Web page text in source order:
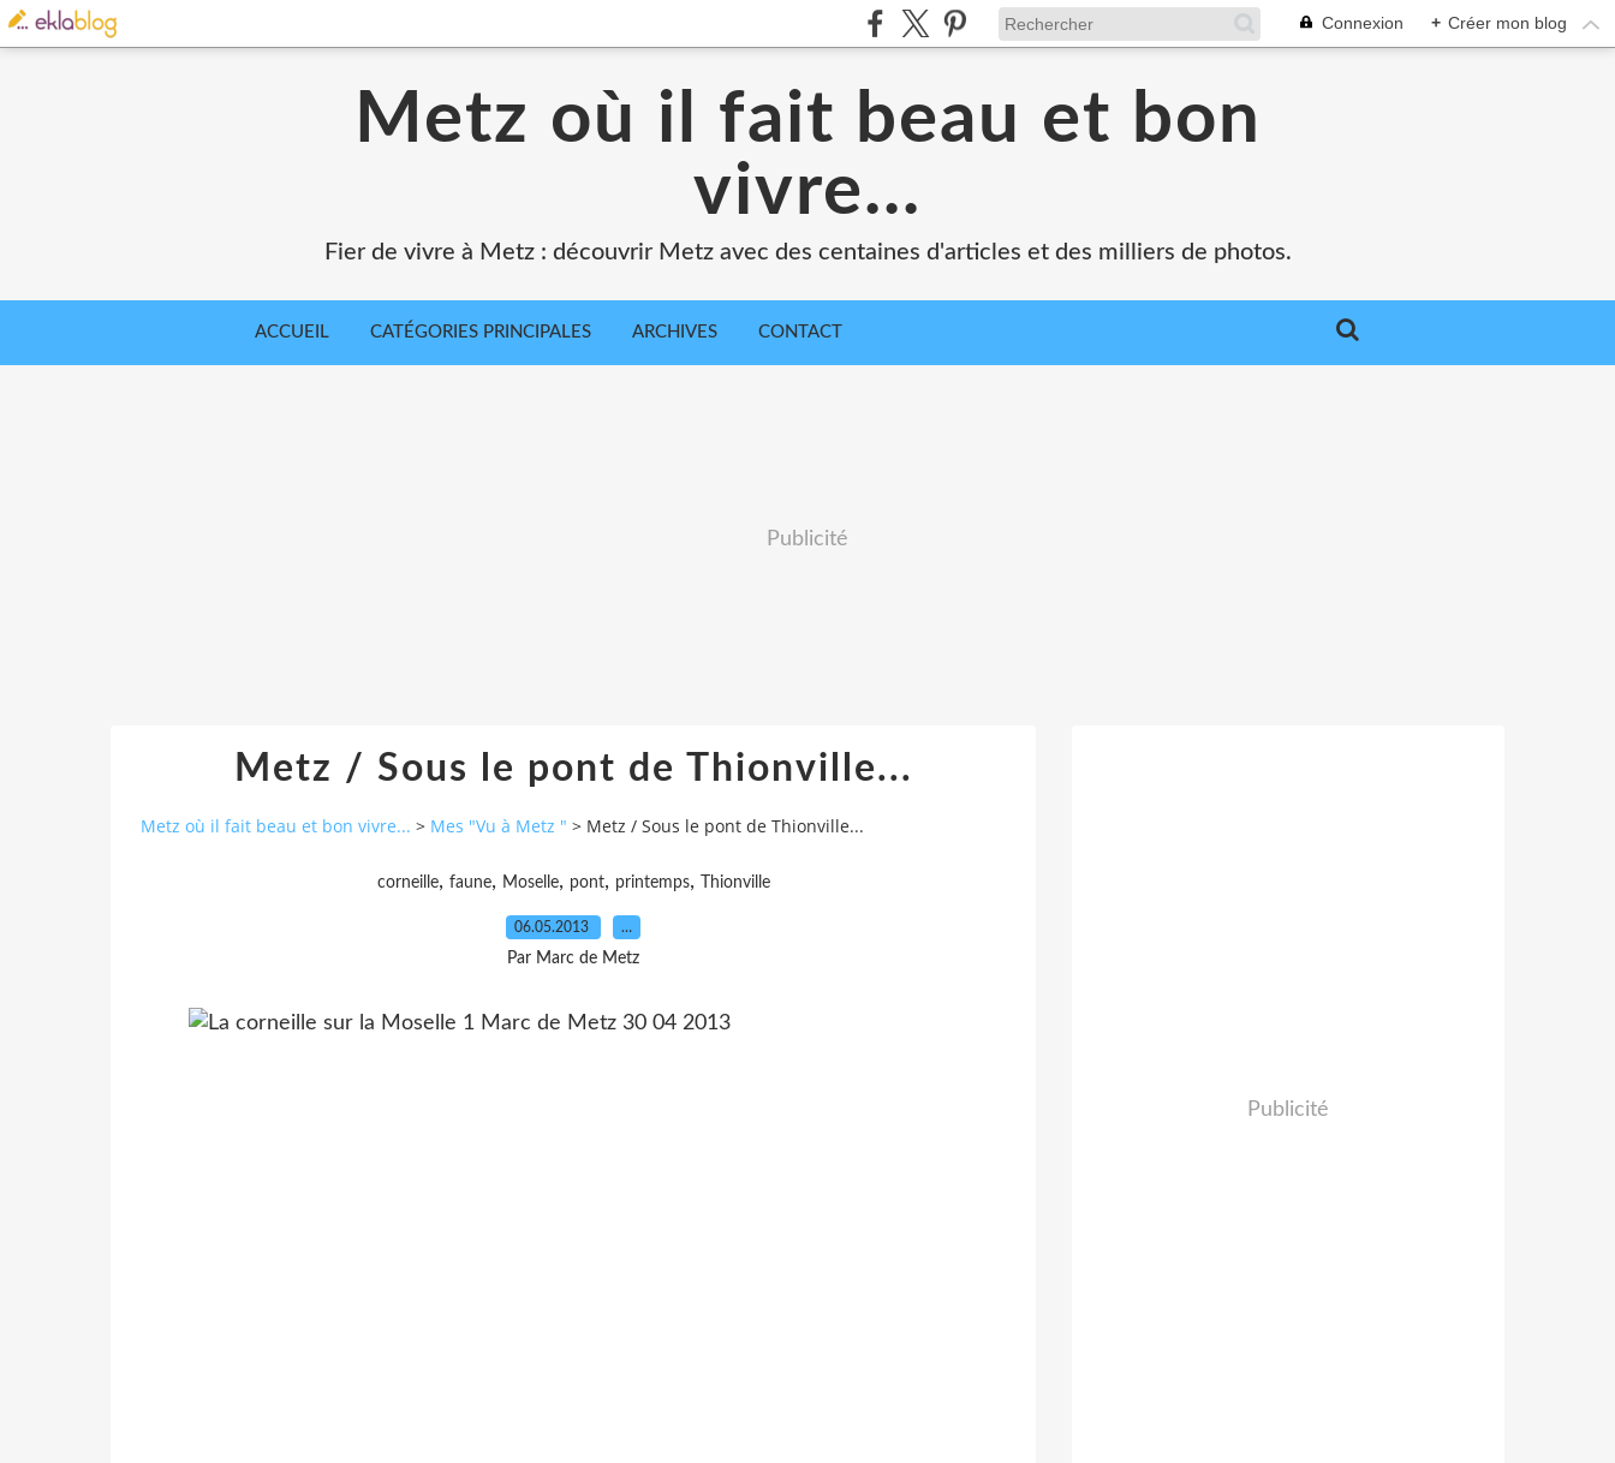
Connexion + Créer mon blog
Metz où il fait beau et bon
vivre...
Fier de vivre à Metz : découvrir Metz avec des centaines d'articles et des milliers de photos.
ACCUEIL CATÉGORIES PRINCIPALES ARCHIVES CONTACT
Publicité
Metz / Sous le pont de Thionville...
Metz où il fait beau et bon vivre... > Mes "Vu à Metz " > Metz / Sous le pont de Thionville...
corneille, faune, Moselle, pont, printemps, Thionville
06.05.2013 …
Par Marc de Metz
Publicité